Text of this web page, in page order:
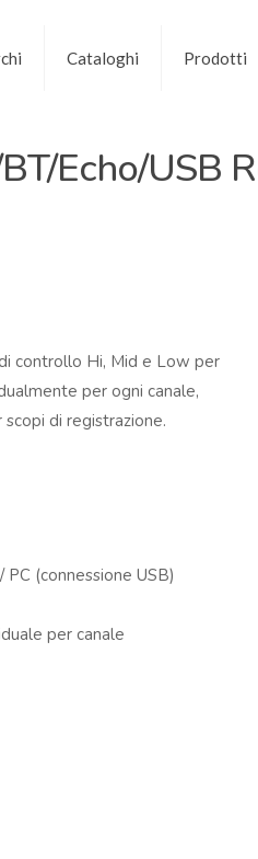
Cataloghi Prodotti
Echo/USB
controllo Hi, Mid e Low per
per ogni canale,
di registrazione.
(connessione USB)
per canale